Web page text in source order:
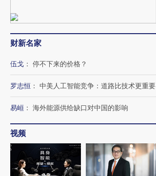
财新名家
伍戈 ： 停不下来的价格？
罗志恒 ： 中美人工智能竞争：道路比技术更重要
易峘 ： 海外能源供给缺口对中国的影响
视频